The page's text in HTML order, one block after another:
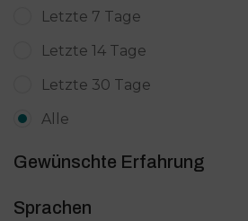
Podcastmanagement
Projektmanagement /
Projektassistenz
Prozessmanagement
Recherchearbeiten
Letzte 7 Tage
Letzte 14 Tage
Letzte 30 Tage
Alle
Gewünschte Erfahrung
Sprachen